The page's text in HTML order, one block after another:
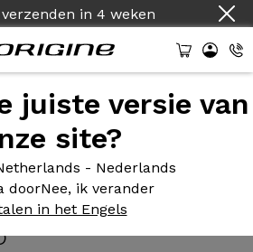
in 4 weken
juiste versie van
site?
- Nederlands
doorNee, ik verander
in het Engels
II 350 - Shimano Ultegra
Zero
- Shimano
- Fulcrum